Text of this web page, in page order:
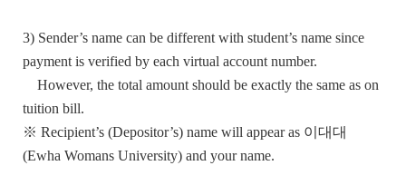
3) Sender’s name can be different with student’s name since
payment is verified by each virtual account number.
However, the total amount should be exactly the same as on
tuition bill.
※ Recipient’s (Depositor’s) name will appear as 이대대
(Ewha Womans University) and your name.